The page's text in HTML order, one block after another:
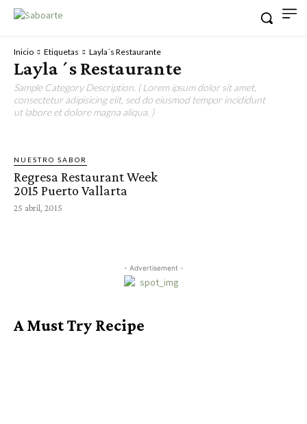
Inicio Etiquetas Layla´s Restaurante
Layla´s Restaurante
Sample Category Description. ( Lorem ipsum dolor sit amet,
consectetur adipisicing elit, sed do eiusmod tempor incididunt
ut labore et dolore magna aliqua. )
NUESTRO SABOR
Regresa Restaurant Week
2015 Puerto Vallarta
25 abril, 2015
- Advertisement -
A Must Try Recipe